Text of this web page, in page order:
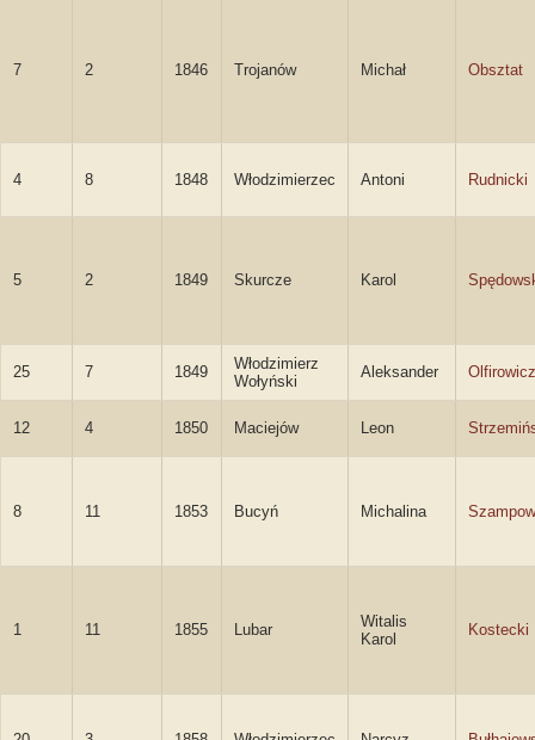
7 2 1846 Trojanów Michał Obsztat
4 8 1848 Włodzimierzec Antoni Rudnicki
5 2 1849 Skurcze Karol
25 7 1849
Włodzimierz
Wołyński
Aleksander Olfirowicz
12 4 1850 Maciejów Leon
8 11 1853 Bucyń Michalina
1 11 1855 Lubar
Witalis
Karol
Kostecki